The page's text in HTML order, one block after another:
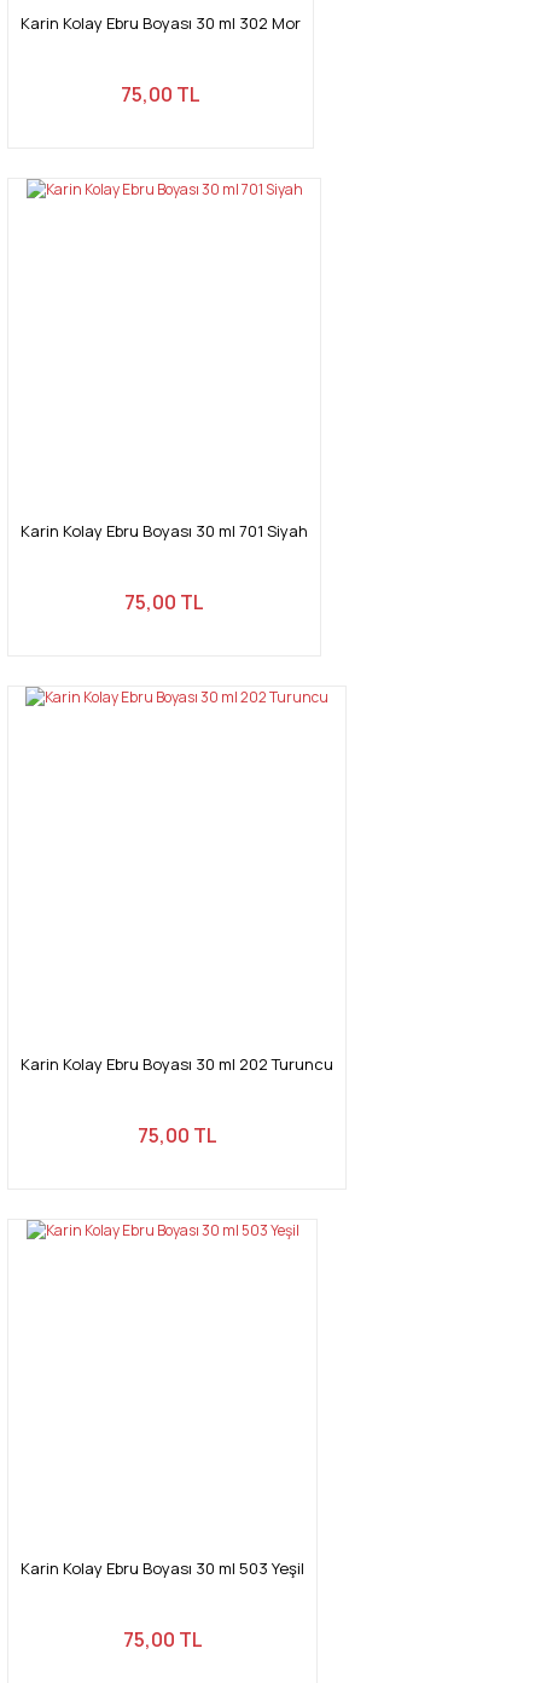
Karin Kolay Ebru Boyası 30 ml 302 Mor
75,00 TL
Karin Kolay Ebru Boyası 30 ml 701 Siyah
75,00 TL
Karin Kolay Ebru Boyası 30 ml 202 Turuncu
75,00 TL
Karin Kolay Ebru Boyası 30 ml 503 Yeşil
75,00 TL